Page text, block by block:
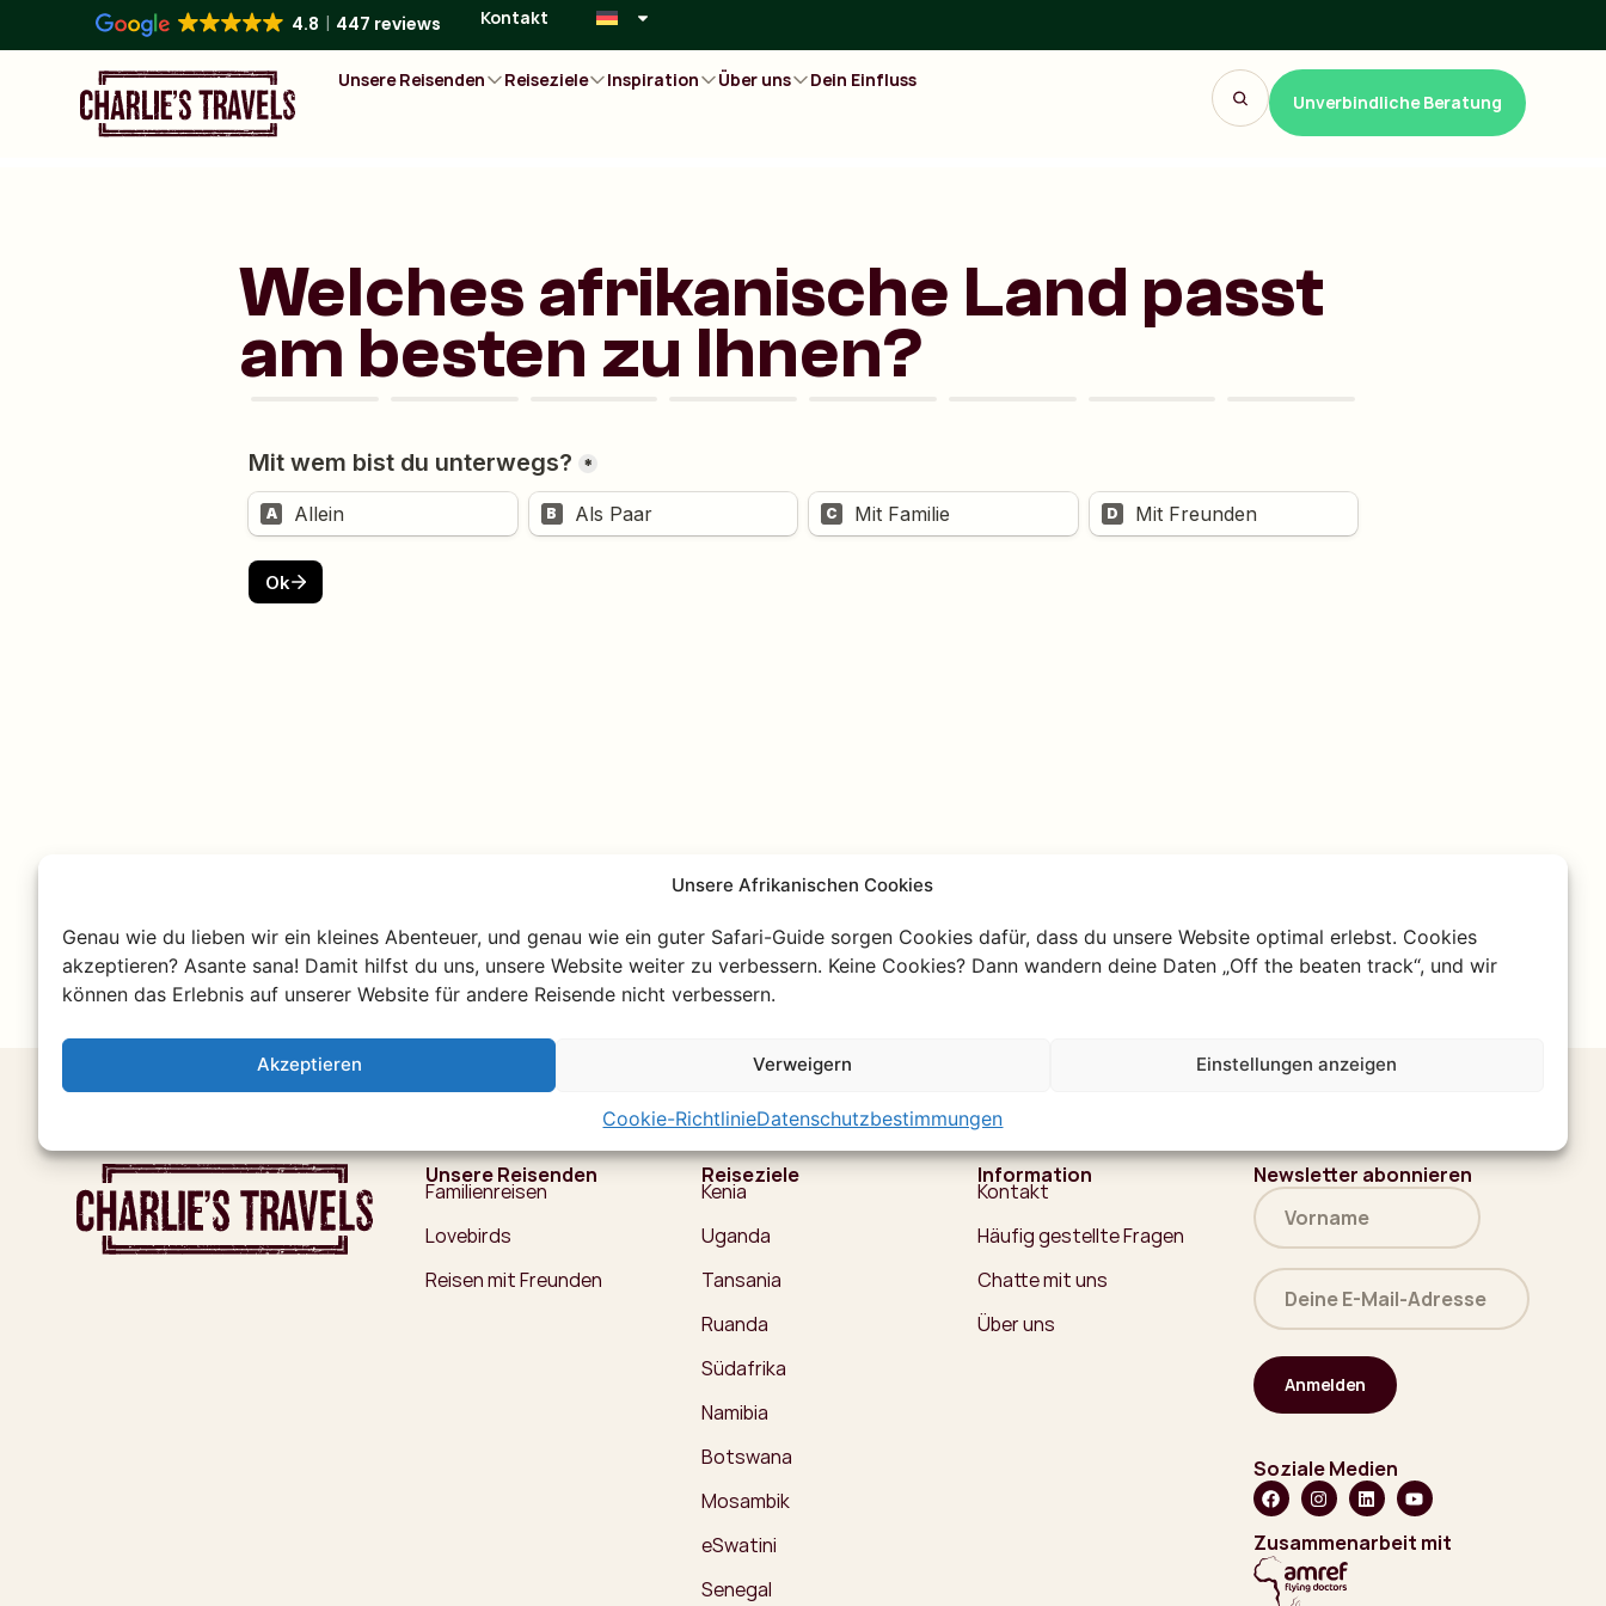
Unsere Afrikanischen Cookies
Genau wie du lieben wir ein kleines Abenteuer, und genau wie ein guter Safari-Guide sorgen Cookies dafür, dass du unsere Website optimal erlebst. Cookies
akzeptieren? Asante sana! Damit hilfst du uns, unsere Website weiter zu verbessern. Keine Cookies? Dann wandern deine Daten „Off the beaten track“, und wir
können das Erlebnis auf unserer Website für andere Reisende nicht verbessern.
Akzeptieren Verweigern Einstellungen anzeigen
Cookie-RichtlinieDatenschutzbestimmungen
4.8 447 reviews Kontakt
Unsere Reisenden Reiseziele Inspiration Über uns
Dein Einfluss
Unverbindliche Beratung
Welches afrikanische Land passt
am besten zu Ihnen?
Unsere Reisenden
Familienreisen
Lovebirds
Reisen mit Freunden
Reiseziele
Kenia
Uganda
Tansania
Ruanda
Südafrika
Namibia
Botswana
Mosambik
eSwatini
Senegal
Information
Kontakt
Häufig gestellte Fragen
Chatte mit uns
Über uns
Newsletter abonnieren
Name
(erforderlich)
Deine
E-
Mail-
Adresse
(erforderlich)
Soziale Medien
Zusammenarbeit mit